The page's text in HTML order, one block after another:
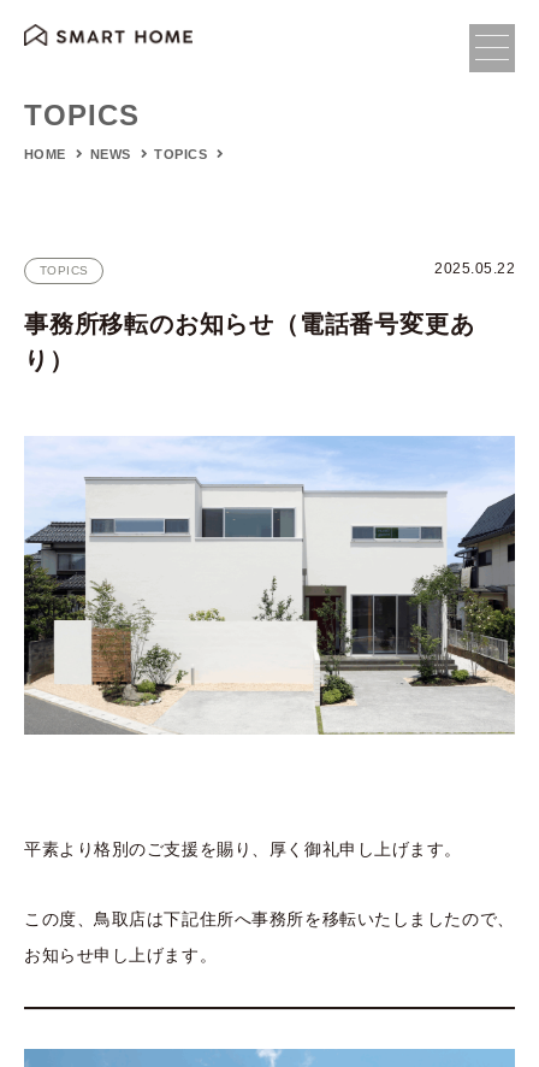
TOPICS
HOME NEWS TOPICS
TOPICS 2025.05.22
事務所移転のお知らせ（電話番号変更あ
り）
平素より格別のご支援を賜り、厚く御礼申し上げます。
この度、鳥取店は下記住所へ事務所を移転いたしましたので、
お知らせ申し上げます。